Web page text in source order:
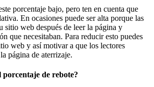
porcentaje bajo, pero ten en cuenta que
En ocasiones puede ser alta porque las
sitio web después de leer la página y
que necesitaban. Para reducir esto puedes
web y así motivar a que los lectores
página de aterrizaje.
porcentaje de rebote?